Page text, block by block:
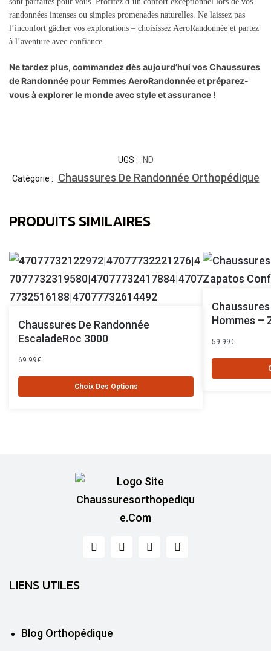
randonnées intenses ou simples promenades naturelles. Ne laissez pas
l’inconfort gâcher vos explorations – choisissez AeroRandonnée et partez
à l’aventure avec confiance.
Ne tardez plus, commandez dès aujourd’hui vos Chaussures
de Randonnée pour Femmes AeroRandonnée et préparez-
vous à explorer le monde avec style et assurance !
UGS :
ND
Catégorie :
Chaussures De Randonnée Orthopédique
PRODUITS SIMILAIRES
Chaussures De Randonnée
EscaladeRoc 3000
69.99€
Choix Des Options
Hommes –
59.99€
LIENS UTILES
Blog Orthopédique